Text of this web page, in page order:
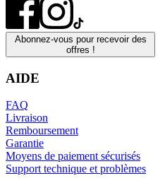
Abonnez-vous pour recevoir des
offres !
AIDE
FAQ
Livraison
Remboursement
Garantie
Moyens de paiement sécurisés
Support technique et problèmes